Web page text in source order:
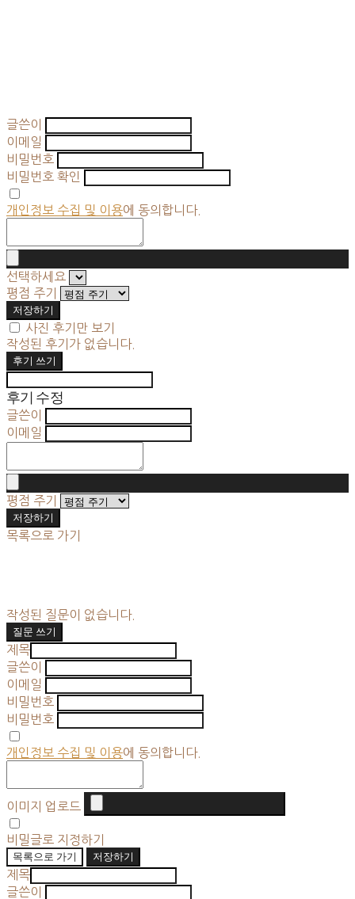
글쓴이
이메일
비밀번호
비밀번호 확인
개인정보 수집 및 이용에 동의합니다.
선택하세요
평점 주기
저장하기
사진 후기만 보기
작성된 후기가 없습니다.
후기 쓰기
후기 수정
글쓴이
이메일
평점 주기
저장하기
목록으로 가기
작성된 질문이 없습니다.
질문 쓰기
제목
글쓴이
이메일
비밀번호
비밀번호
개인정보 수집 및 이용에 동의합니다.
이미지 업로드
비밀글로 지정하기
목록으로 가기
저장하기
제목
글쓴이